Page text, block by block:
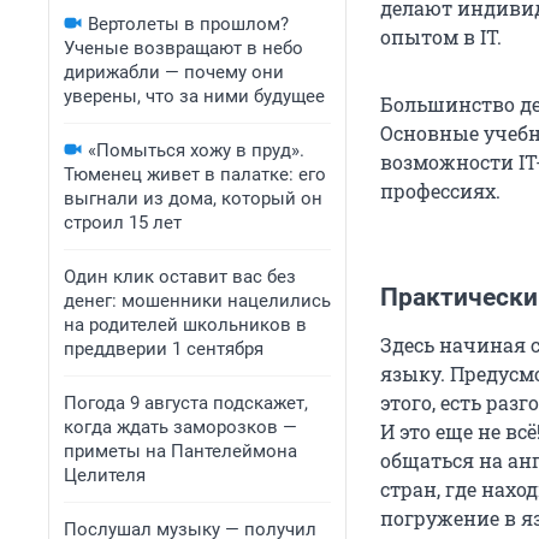
Вертолеты в прошлом?
Ученые возвращают в небо
дирижабли — почему они
уверены, что за ними будущее
«Помыться хожу в пруд».
Тюменец живет в палатке: его
выгнали из дома, который он
строил 15 лет
Один клик оставит вас без
денег: мошенники нацелились
на родителей школьников в
преддверии 1 сентября
Погода 9 августа подскажет,
когда ждать заморозков —
приметы на Пантелеймона
Целителя
Послушал музыку — получил
делают
опытом в IT.
Большинство
Основные
возможности
профессиях.
Здесь начиная
языку.
этого, есть
И это еще не
общаться на
стран, где
погружение в